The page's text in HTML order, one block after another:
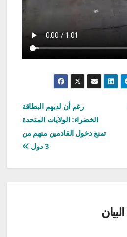
رغم أن لديهم البطاقة
الخضراء: الولايات المتحدة
تمنع دخول القادمين منهم من
3 دول
البيان